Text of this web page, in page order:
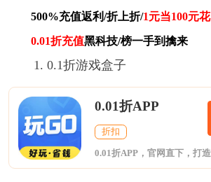
500%充值返利/折上折/1元当100元花
0.01折充值黑科技/榜一手到擒来
1. 0.1折游戏盒子
0.01折APP
折扣